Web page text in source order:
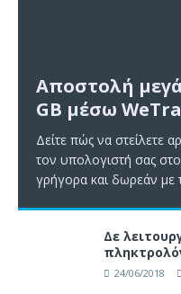
Αποστολή
GB μέσω
Δείτε πώς να στείλετε
τον υπολογιστή σας
γρήγορα και δωρεάν με
Δε
24/06/2018